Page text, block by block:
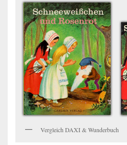
Vergleich DAXI & Wunderbuch